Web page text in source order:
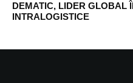
DEMATIC, LIDER GLOBAL
INTRALOGISTICE